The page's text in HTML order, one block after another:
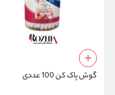
گوش پاک کن 100 عددی